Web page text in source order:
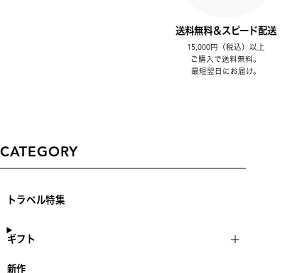
送料無料＆スピード配送
15,000円（税込）以上
ご購入で送料無料。
最短翌日にお届け。
CATEGORY
トラベル特集
ギフト
新作